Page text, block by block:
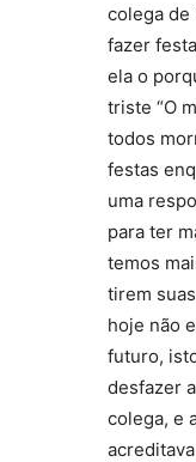
colega de
fazer
ela o
triste “O
todos
festas
uma
para ter
temos
tirem
hoje não
futuro,
desfazer
colega, e